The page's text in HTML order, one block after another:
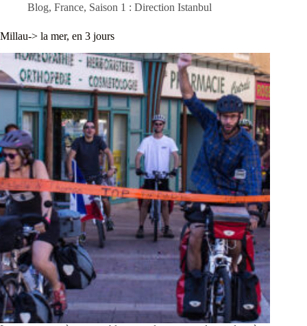
Blog, France, Saison 1 : Direction Istanbul
Millau-> la mer, en 3 jours